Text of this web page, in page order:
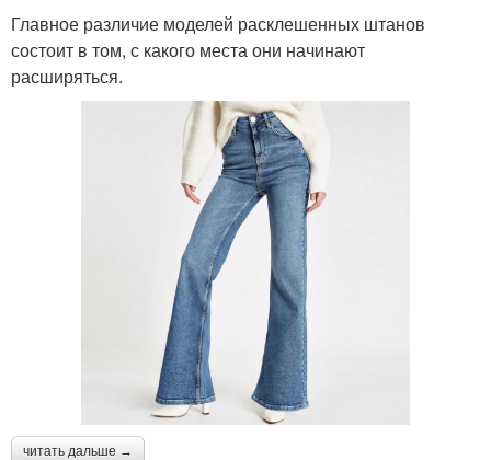
Главное различие моделей расклешенных штанов
состоит в том, с какого места они начинают
расширяться.
читать дальше →